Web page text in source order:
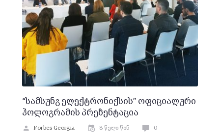
“სამსუნგ ელექტრონიქსის” ოფიციალური
ჰოლოგრამის პრეზენტაცია
Forbes Georgia 8 წელი წინ 0